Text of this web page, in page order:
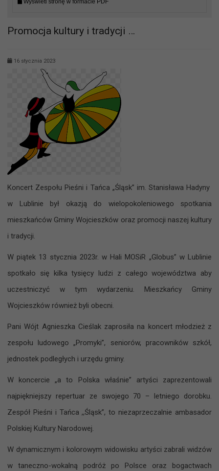
Wyświetl stronę w formacie PDF
Promocja kultury i tradycji …
16 stycznia 2023
Koncert Zespołu Pieśni i Tańca „Śląsk” im. Stanisława Hadyny
w Lublinie był okazją do wielopokoleniowego spotkania
mieszkańców Gminy Wojcieszków oraz promocji naszej kultury
i tradycji.
W piątek 13 stycznia 2023r. w Hali MOSiR „Globus” w Lublinie
spotkało się kilka tysięcy ludzi z całego województwa aby
uczestniczyć w tym wydarzeniu. Mieszkańcy Gminy
Wojcieszków również byli obecni.
Pani Wójt Agnieszka Cieślak zaprosiła na koncert młodzież z
zespołu ludowego „Promyki”, seniorów, pracowników szkół,
jednostek podległych i urzędu gminy.
W koncercie „a to Polska właśnie” artyści zaprezentowali
najpiękniejszy repertuar ze swojego 70 – letniego dorobku.
Zespół Pieśni i Tańca ,,Śląsk”, to niezaprzeczalnie ambasador
Polskiej Kultury Narodowej.
W dynamicznym i kolorowym widowisku artyści zabrali widzów
w taneczno-wokalną podróż po Polsce oraz bogactwach